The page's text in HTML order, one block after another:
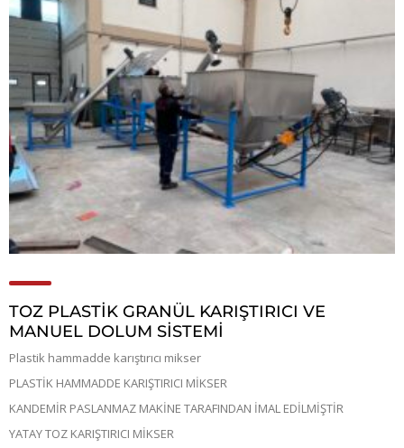
TOZ PLASTİK GRANÜL KARIŞTIRICI VE
MANUEL DOLUM SİSTEMİ
Plastik hammadde karıştırıcı mikser
PLASTİK HAMMADDE KARIŞTIRICI MİKSER
KANDEMİR PASLANMAZ MAKİNE TARAFINDAN İMAL EDİLMİŞTİR
YATAY TOZ KARIŞTIRICI MİKSER